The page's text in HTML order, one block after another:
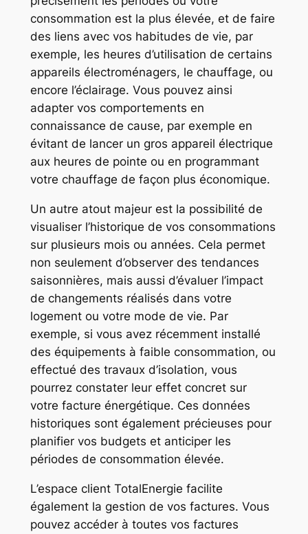
consommation est la plus élevée, et de faire
des liens avec vos habitudes de vie, par
exemple, les heures d’utilisation de certains
appareils électroménagers, le chauffage, ou
encore l’éclairage. Vous pouvez ainsi
adapter vos comportements en
connaissance de cause, par exemple en
évitant de lancer un gros appareil électrique
aux heures de pointe ou en programmant
votre chauffage de façon plus économique.
Un autre atout majeur est la possibilité de
visualiser l’historique de vos consommations
sur plusieurs mois ou années. Cela permet
non seulement d’observer des tendances
saisonnières, mais aussi d’évaluer l’impact
de changements réalisés dans votre
logement ou votre mode de vie. Par
exemple, si vous avez récemment installé
des équipements à faible consommation, ou
effectué des travaux d’isolation, vous
pourrez constater leur effet concret sur
votre facture énergétique. Ces données
historiques sont également précieuses pour
planifier vos budgets et anticiper les
périodes de consommation élevée.
L’espace client TotalEnergie facilite
également la gestion de vos factures. Vous
pouvez accéder à toutes vos factures